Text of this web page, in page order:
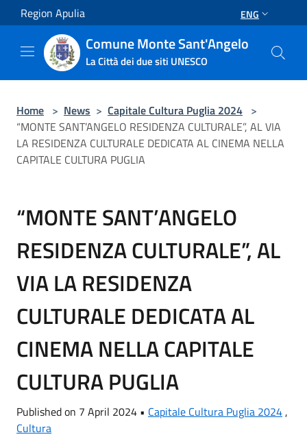
Salta al contenuto principale
Region Apulia ENG
Comune Monte Sant'Angelo
La Città dei due siti UNESCO
Home > News > Capitale Cultura Puglia 2024 >
“MONTE SANT’ANGELO RESIDENZA CULTURALE”, AL VIA
LA RESIDENZA CULTURALE DEDICATA AL CINEMA NELLA
CAPITALE CULTURA PUGLIA
“MONTE SANT’ANGELO
RESIDENZA CULTURALE”, AL
VIA LA RESIDENZA
CULTURALE DEDICATA AL
CINEMA NELLA CAPITALE
CULTURA PUGLIA
Published on 7 April 2024 • Capitale Cultura Puglia 2024,
Cultura